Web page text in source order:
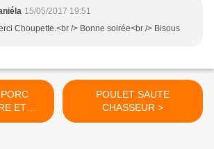
15/05/2017 19:51
Choupette.<br /> Bonne soirée<br /> Bisous
ET
POULET SAUTE
CHASSEUR >